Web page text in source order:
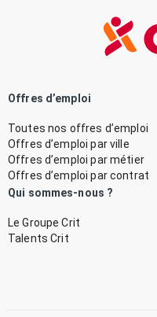
Offres d’emploi
Toutes nos offres d’emploi
Offres d’emploi par ville
Offres d’emploi par métier
Offres d’emploi par contrat
Qui sommes-nous ?
Le Groupe Crit
Talents Crit